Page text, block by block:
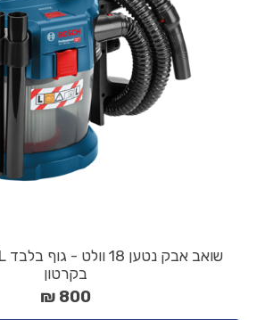
בקרטון
800 ₪